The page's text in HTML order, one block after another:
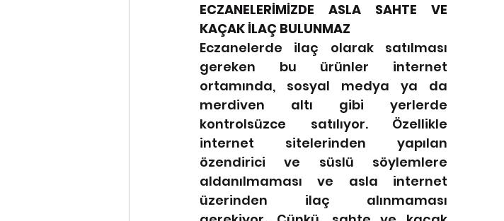
ECZANELERİMİZDE ASLA SAHTE VE
KAÇAK İLAÇ BULUNMAZ
Eczanelerde ilaç olarak satılması
gereken bu ürünler internet
ortamında, sosyal medya ya da
merdiven altı gibi yerlerde
kontrolsüzce satılıyor. Özellikle
internet sitelerinden yapılan
özendirici ve süslü söylemlere
aldanılmaması ve asla internet
üzerinden ilaç alınmaması